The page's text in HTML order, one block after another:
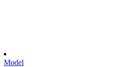
Model